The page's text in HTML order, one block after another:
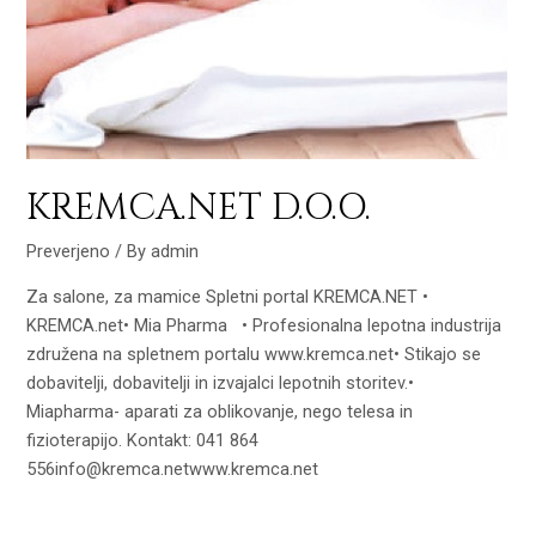
KREMCA.NET D.O.O.
Preverjeno / Byadmin
Za salone, za mamice Spletni portal KREMCA.NET •
KREMCA.net• Mia Pharma • Profesionalna lepotna industrija
združena na spletnem portalu www.kremca.net• Stikajo se
dobavitelji, dobavitelji in izvajalci lepotnih storitev.•
Miapharma- aparati za oblikovanje, nego telesa in
fizioterapijo. Kontakt: 041 864
556info@kremca.netwww.kremca.net